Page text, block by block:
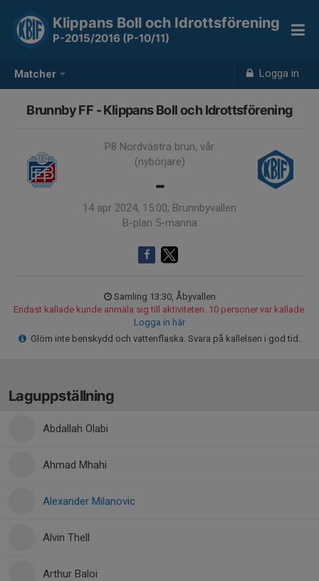
Matcher Logga in
Klippans Boll och Idrottsförening
P-2015/2016 (P-10/11)
Brunnby FF - Klippans Boll och Idrottsförening
P8 Nordvästra brun, vår
(nybörjare)
-
14 apr 2024, 15:00, Brunnbyvallen
B-plan 5-manna
Samling 13:30, Åbyvallen
Endast kallade kunde anmäla sig till aktiviteten. 10 personer var kallade.
Logga in här
Glöm inte benskydd och vattenflaska. Svara på kallelsen i god tid.
Laguppställning
Abdallah Olabi
Ahmad Mhahi
Alexander Milanovic
Alvin Thell
Arthur Baloi